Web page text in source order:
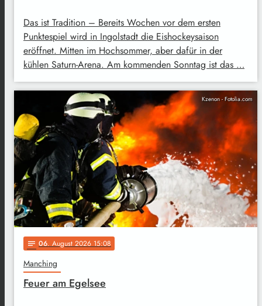
Das ist Tradition – Bereits Wochen vor dem ersten
Punktespiel wird in Ingolstadt die Eishockeysaison
eröffnet. Mitten im Hochsommer, aber dafür in der
kühlen Saturn-Arena. Am kommenden Sonntag ist das …
Kzenon - Fotolia.com
notes 06. August 2026 15:08
Manching
Feuer am Egelsee